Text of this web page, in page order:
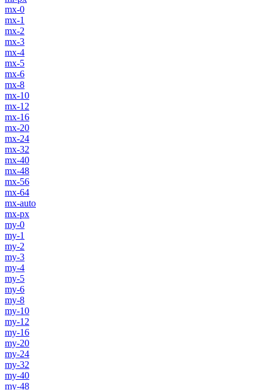
mx-0
mx-1
mx-2
mx-3
mx-4
mx-5
mx-6
mx-8
mx-10
mx-12
mx-16
mx-20
mx-24
mx-32
mx-40
mx-48
mx-56
mx-64
mx-auto
mx-px
my-0
my-1
my-2
my-3
my-4
my-5
my-6
my-8
my-10
my-12
my-16
my-20
my-24
my-32
my-40
my-48